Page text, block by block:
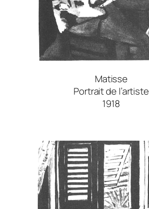
Matisse
Portrait de l’artiste
1918